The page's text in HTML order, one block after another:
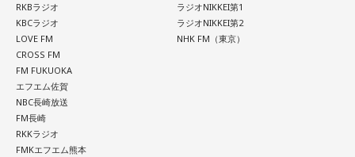
RKBラジオ
KBCラジオ
LOVE FM
CROSS FM
FM FUKUOKA
エフエム佐賀
NBC長崎放送
FM長崎
RKKラジオ
FMKエフエム熊本
ラジオNIKKEI第1
ラジオNIKKEI第2
NHK FM（東京）